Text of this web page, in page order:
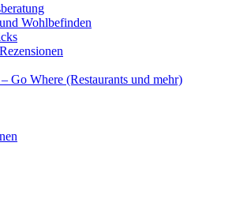
Wohlbefinden
Go Where (Restaurants und mehr)